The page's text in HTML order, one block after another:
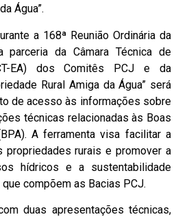
Água”.
a 168ª Reunião Ordinária da
parceria da Câmara Técnica de
EA) dos Comitês PCJ e da
Rural Amiga da Água” será
de acesso às informações sobre
técnicas relacionadas às Boas
A ferramenta visa facilitar a
propriedades rurais e promover a
hídricos e a sustentabilidade
compõem as Bacias PCJ.
duas apresentações técnicas,